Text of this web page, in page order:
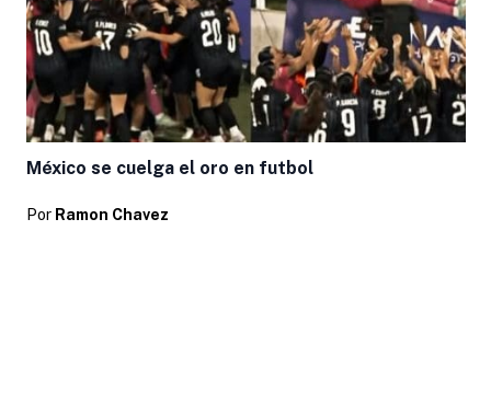
México se cuelga el oro en futbol
Por Ramon Chavez